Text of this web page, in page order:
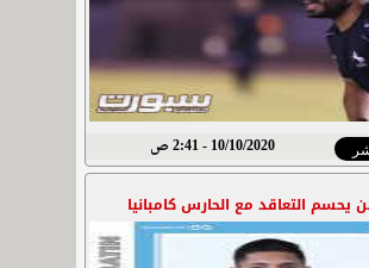
10/10/2020 - 2:41 ص
يحسم التعاقد مع الحارس كامبانيا